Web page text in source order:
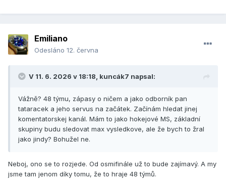
Emiliano
Odesláno 12. června
V 11. 6. 2026 v 18:18, kuncák7 napsal:
Vážně? 48 týmu, zápasy o ničem a jako odborník pan
tataracek a jeho servus na začátek. Začínám hledat jinej
komentatorskej kanál. Mám to jako hokejové MS, základní
skupiny budu sledovat max vysledkove, ale že bych to žral
jako jindy? Bohužel ne.
Neboj, ono se to rozjede. Od osmifinále už to bude zajímavý. A my
jsme tam jenom díky tomu, že to hraje 48 týmů.